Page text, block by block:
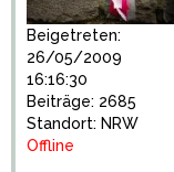
Beigetreten:
26/05/2009
16:16:30
Beiträge: 2685
Standort: NRW
Offline